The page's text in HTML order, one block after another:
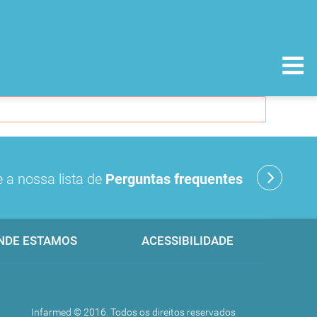
a nossa lista de Perguntas frequentes
ESTAMOS ACESSIBILIDADE
Infarmed © 2016. Todos os direitos reservados